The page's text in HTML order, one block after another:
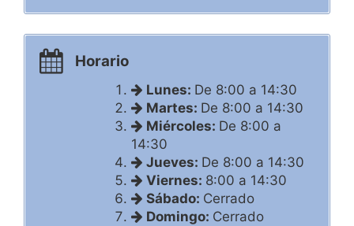
Horario
Lunes: De 8:00 a 14:30
Martes: De 8:00 a 14:30
Miércoles: De 8:00 a
14:30
Jueves: De 8:00 a 14:30
Viernes: 8:00 a 14:30
Sábado: Cerrado
Domingo: Cerrado